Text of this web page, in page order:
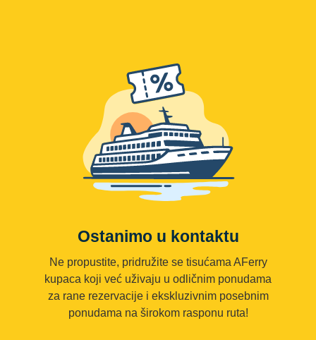
Ostanimo u kontaktu
Ne propustite, pridružite se tisućama AFerry
kupaca koji već uživaju u odličnim ponudama
za rane rezervacije i ekskluzivnim posebnim
ponudama na širokom rasponu ruta!